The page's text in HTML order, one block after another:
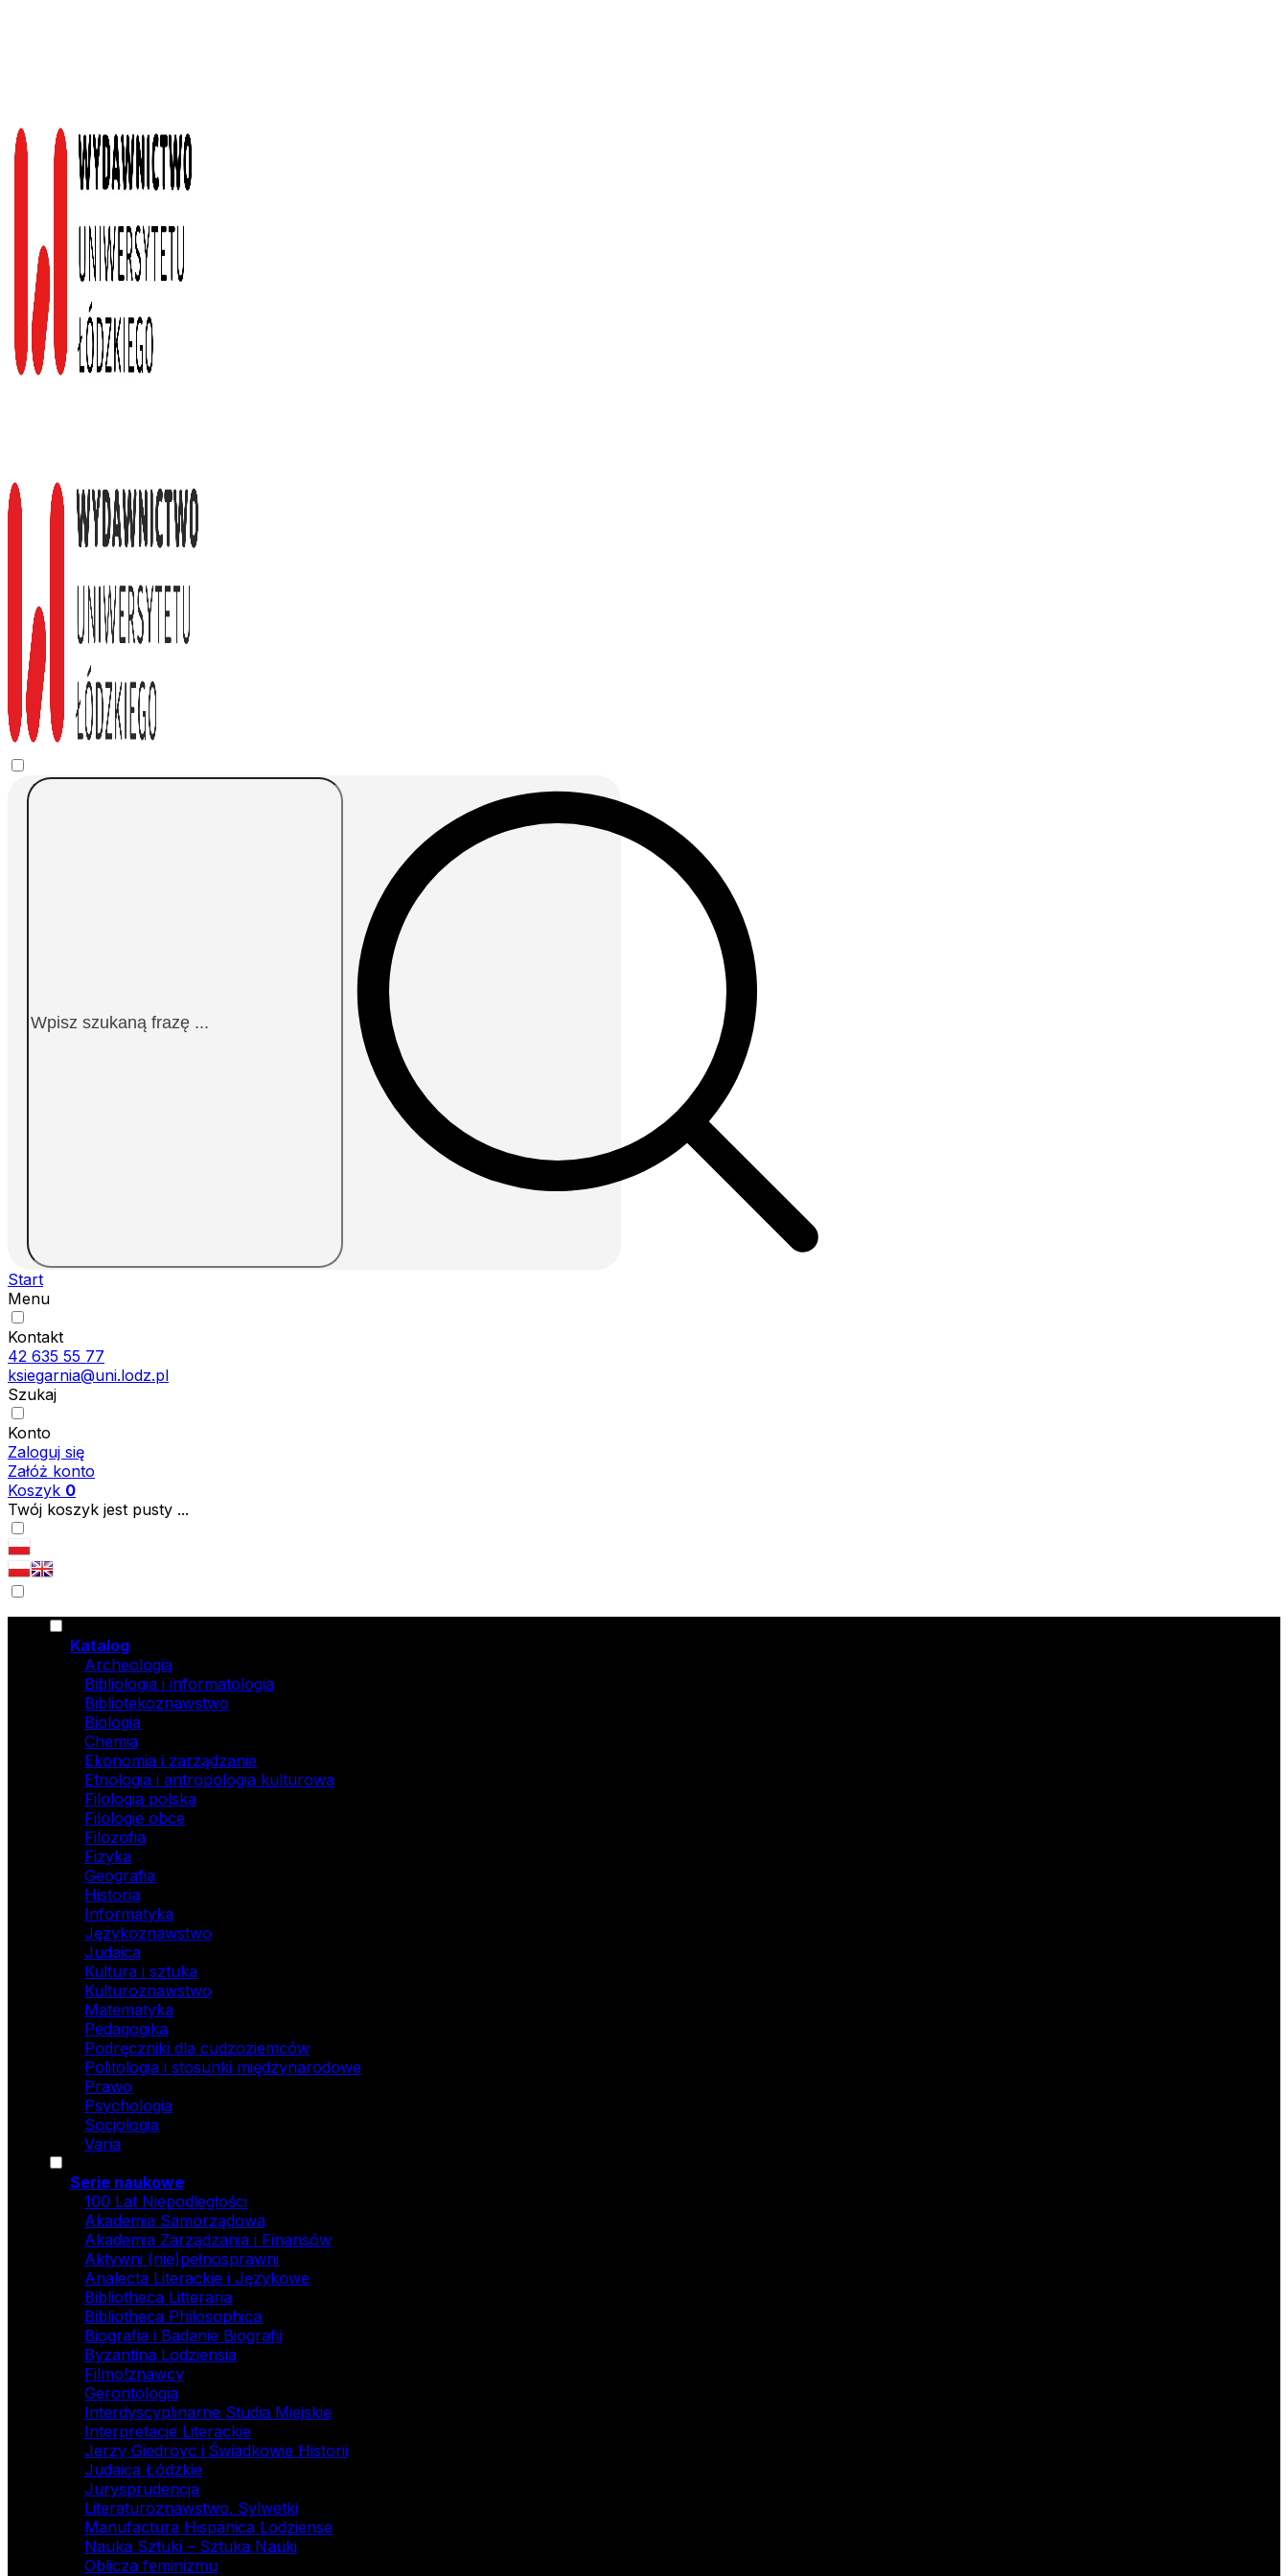
Start
Menu
Kontakt
42 635 55 77
ksiegarnia@uni.lodz.pl
Szukaj
Konto
Zaloguj się
Załóż konto
Koszyk 0
Twój koszyk jest pusty ...
Katalog
Archeologia
Bibliologia i informatologia
Bibliotekoznawstwo
Biologia
Chemia
Ekonomia i zarządzanie
Etnologia i antropologia kulturowa
Filologia polska
Filologie obce
Filozofia
Fizyka
Geografia
Historia
Informatyka
Językoznawstwo
Judaica
Kultura i sztuka
Kulturoznawstwo
Matematyka
Pedagogika
Podręczniki dla cudzoziemców
Politologia i stosunki międzynarodowe
Prawo
Psychologia
Socjologia
Varia
Serie naukowe
100 Lat Niepodległości
Akademia Samorządowa
Akademia Zarządzania i Finansów
Aktywni (nie)pełnosprawni
Analecta Literackie i Językowe
Bibliotheca Litteraria
Bibliotheca Philosophica
Biografia i Badanie Biografii
Byzantina Lodziensia
Filmo!znawcy
Gerontologia
Interdyscyplinarne Studia Miejskie
Interpretacje Literackie
Jerzy Giedroyc i Świadkowie Historii
Judaica Łódzkie
Jurysprudencja
Literaturoznawstwo. Sylwetki
Manufactura Hispánica Lodziense
Nauka Sztuki – Sztuka Nauki
Oblicza feminizmu